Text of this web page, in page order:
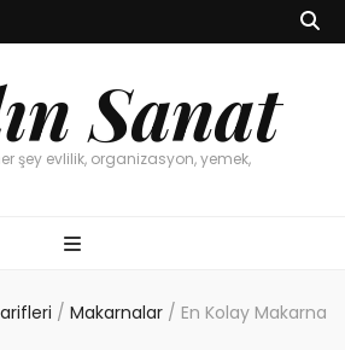
Sanat
şey evlilik, organizasyon, yemek,
/ Makarnalar / En Kolay Makarna